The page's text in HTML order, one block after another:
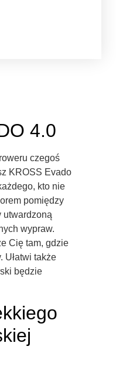
4.0
czegoś
KROSS Evado
kto nie
pomiędzy
utwardzoną
wypraw.
Cię tam, gdzie
Ułatwi także
będzie